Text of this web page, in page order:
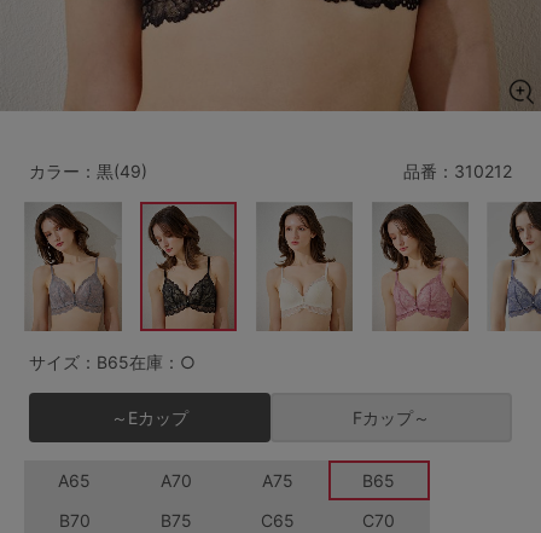
E70
H70
SS M
L LL
価格帯から探す
～999円 1,000～1,999円
2,000～2,999円 3,000～3,999円
4,000円～
セールアイテムから探す
セールアイテム
品番： 310212
カラー：黒(49)
サイズ：B65在庫：○
～Eカップ Fカップ～
A65 A70 A75
B65
B70
B75 C65
C70